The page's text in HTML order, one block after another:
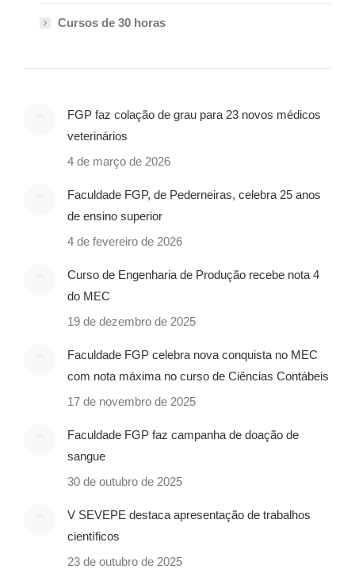
Cursos de 30 horas
FGP faz colação de grau para 23 novos médicos
veterinários
4 de março de 2026
Faculdade FGP, de Pederneiras, celebra 25 anos
de ensino superior
4 de fevereiro de 2026
Curso de Engenharia de Produção recebe nota 4
do MEC
19 de dezembro de 2025
Faculdade FGP celebra nova conquista no MEC
com nota máxima no curso de Ciências Contábeis
17 de novembro de 2025
Faculdade FGP faz campanha de doação de
sangue
30 de outubro de 2025
V SEVEPE destaca apresentação de trabalhos
científicos
23 de outubro de 2025